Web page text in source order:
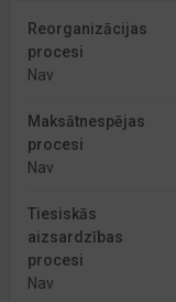
Reorganizācijas
procesi
Nav
Maksātnespējas
procesi
Nav
Tiesiskās
aizsardzības
procesi
Nav